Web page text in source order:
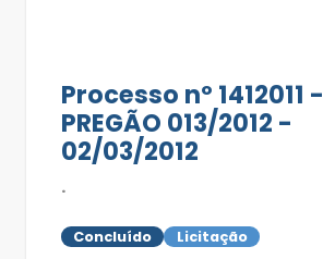
Processo nº 1412011 -
PREGÃO 013/2012 -
02/03/2012
.
Concluído Licitação